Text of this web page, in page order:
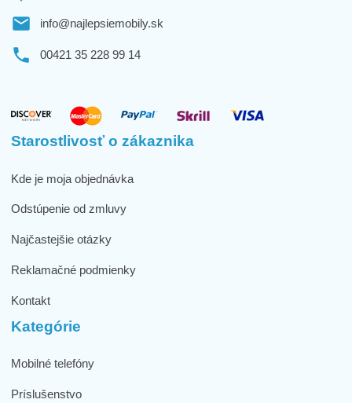
info@najlepsiemobily.sk
00421 35 228 99 14
Starostlivosť o zákaznika
Kde je moja objednávka
Odstúpenie od zmluvy
Najčastejšie otázky
Reklamačné podmienky
Kontakt
Kategórie
Mobilné telefóny
Príslušenstvo